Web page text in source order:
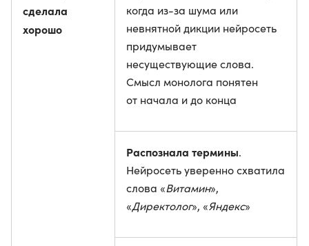
сделала
хорошо
когда из-за шума или
невнятной дикции нейросеть
придумывает
несуществующие слова.
Смысл монолога понятен
от начала и до конца
Распознала термины.
Нейросеть уверенно схватила
слова «Витамин»,
«Директолог», «Яндекс»